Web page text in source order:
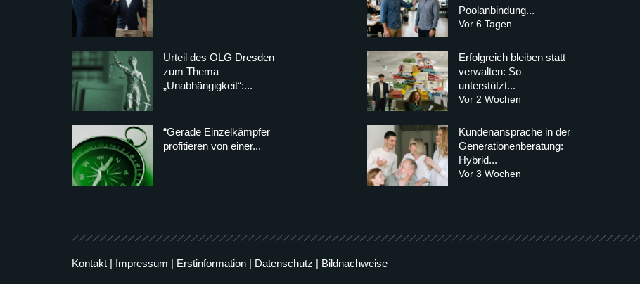
Urteil des OLG Dresden
zum Thema
„Unabhängigkeit“:...
“Gerade Einzelkämpfer
profitieren von einer...
Poolanbindung...
Vor 6 Tagen
Erfolgreich bleiben statt
verwalten: So
unterstützt...
Vor 2 Wochen
Kundenansprache in der
Generationenberatung:
Hybrid...
Vor 3 Wochen
Kontakt | Impressum | Erstinformation | Datenschutz | Bildnachweise